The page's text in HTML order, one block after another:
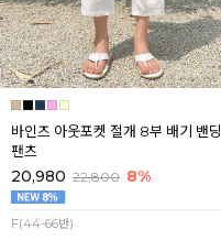
바인즈 아웃포켓 절개 8부 배기 밴딩
팬츠
20,980 22,800 8%
F(44-66반)